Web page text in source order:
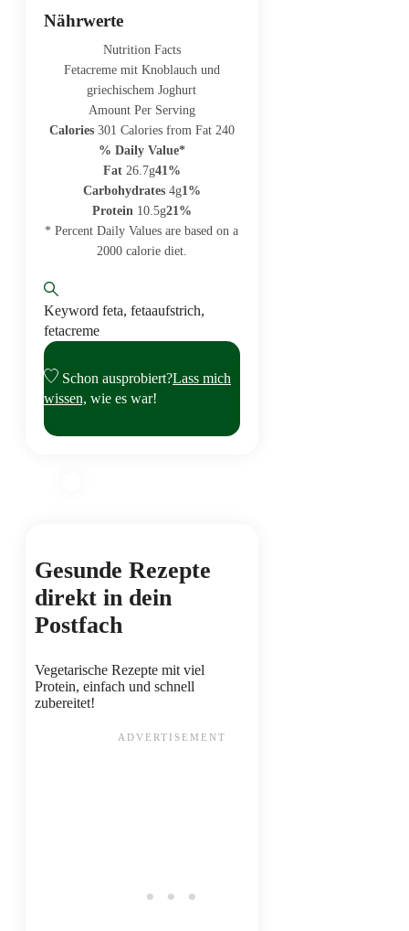
Nährwerte
Nutrition Facts
Fetacreme mit Knoblauch und
griechischem Joghurt
Amount Per Serving
Calories301 Calories from Fat 240
% Daily Value*
Fat26.7g41%
Carbohydrates4g1%
Protein 10.5g21%
* Percent Daily Values are based on a
2000 calorie diet.
Keyword feta, fetaaufstrich,
fetacreme
Schon ausprobiert?Lass mich
wissen, wie es war!
Gesunde Rezepte
direkt in dein
Postfach
Vegetarische Rezepte mit viel
Protein, einfach und schnell
zubereitet!